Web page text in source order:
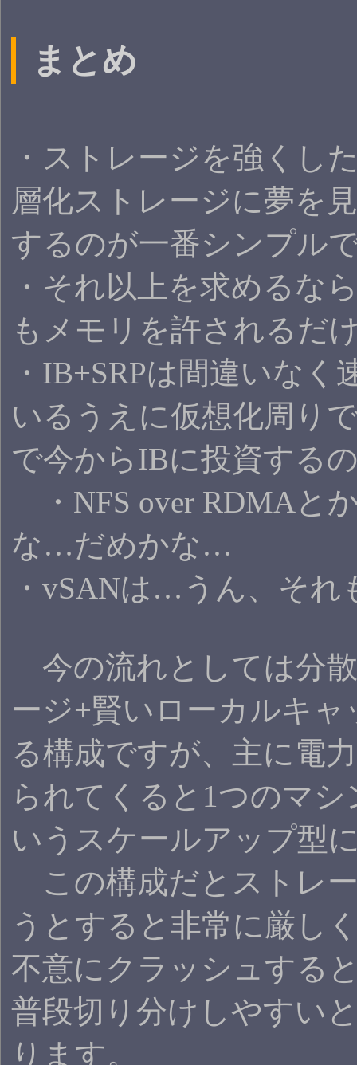
まとめ
・ストレージを強くし
層化ストレージに夢を
するのが一番シンプル
・それ以上を求めるな
もメモリを許されるだ
・IB+SRPは間違いな
いるうえに仮想化周り
で今からIBに投資する
・NFS over RDMAと
な…だめかな…
・vSANは…うん、それ
今の流れとしては分
ージ+賢いローカルキ
る構成ですが、主に電
られてくると1つのマ
いうスケールアップ型
この構成だとストレ
うとすると非常に厳し
不意にクラッシュする
普段切り分けしやすい
ります。